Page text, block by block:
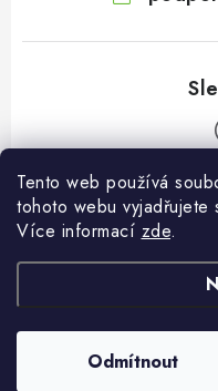
Tento web používá
tohoto webu vyjadřujete
Více informací zde.
Odmítnout
Pomoc a informace
Doprava a platba
O Gamebrandu
Blog
Copyright 2026